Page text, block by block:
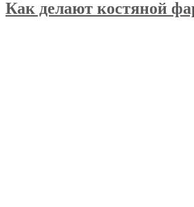
Как делают костяной